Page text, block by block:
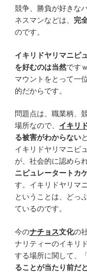
競争、勝負が好きな
ネスマンなどは、 完
のです。
イキリドヤリマニピ
を好むのは当然です
マウントをとって一
的だからです。
問題点は、職業柄、
場所なので、 イキリ
る被害がわからない
イキリドヤリマニピ
が、社会的に認めら
ニピュレータートカ
す。イキリドヤリマ
ということは、どっ
ているのです。
今のナチョス文化の
ナリティーのイキリ
する場所に関して、
ることが当たり前だ